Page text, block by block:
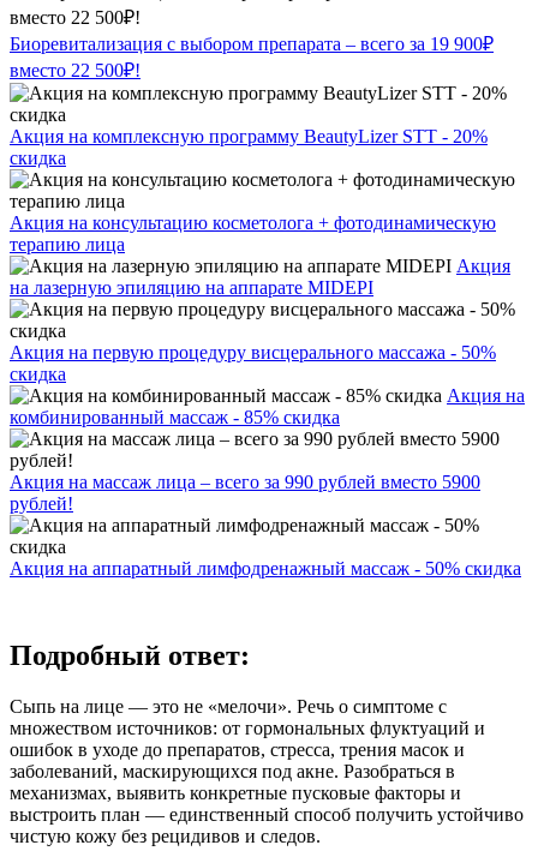
Биоревитализация с выбором препарата – всего за 19 900₽
вместо 22 500₽!
Акция на комплексную программу BeautyLizer STT - 20%
скидка
Акция на консультацию косметолога + фотодинамическую
терапию лица
Акция
на лазерную эпиляцию на аппарате MIDEPI
Акция на первую процедуру висцерального массажа - 50%
скидка
Акция на
комбинированный массаж - 85% скидка
Акция на массаж лица – всего за 990 рублей вместо 5900
рублей!
Акция на аппаратный лимфодренажный массаж - 50% скидка
Подробный ответ:
Сыпь на лице — это не «мелочи». Речь о симптоме с
множеством источников: от гормональных флуктуаций и
ошибок в уходе до препаратов, стресса, трения масок и
заболеваний, маскирующихся под акне. Разобраться в
механизмах, выявить конкретные пусковые факторы и
выстроить план — единственный способ получить устойчиво
чистую кожу без рецидивов и следов.